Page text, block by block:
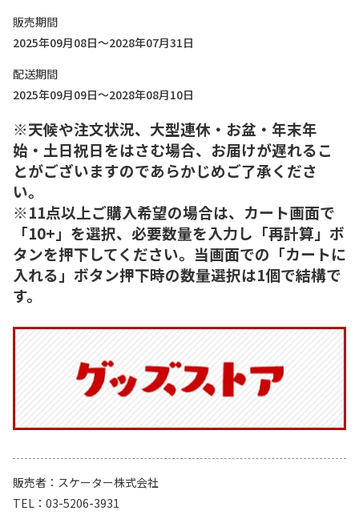
販売期間
2025年09月08日～2028年07月31日
配送期間
2025年09月09日～2028年08月10日
※天候や注文状況、大型連休・お盆・年末年
始・土日祝日をはさむ場合、お届けが遅れるこ
とがございますのであらかじめご了承くださ
い。
※11点以上ご購入希望の場合は、カート画面で
「10+」を選択、必要数量を入力し「再計算」ボ
タンを押下してください。当画面での「カートに
入れる」ボタン押下時の数量選択は1個で結構で
す。
販売者
スケーター株式会社
TEL
03-5206-3931